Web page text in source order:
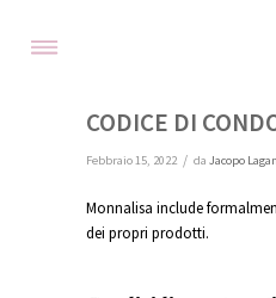
CODICE DI
Febbraio 15, 2022 / da Jacopo
Monnalisa include
dei propri prodotti.